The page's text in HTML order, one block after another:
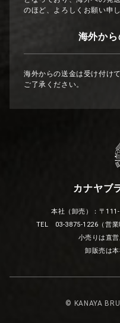
のほど、よろしくお願い申
海外か
海外からの送金は受け付け
ご了承ください。
カナヤブ
本社（卸売）：〒
TEL 03-3875-1226（営業
小売りは直営
卸販売は
© KANAYA